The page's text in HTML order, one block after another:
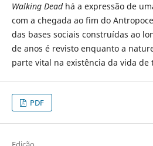
Walking Deadhá a expressão de
com a chegada ao fim do
das bases sociais construídas ao
de anos é revisto enquanto a
parte vital na existência da vida de
PDF